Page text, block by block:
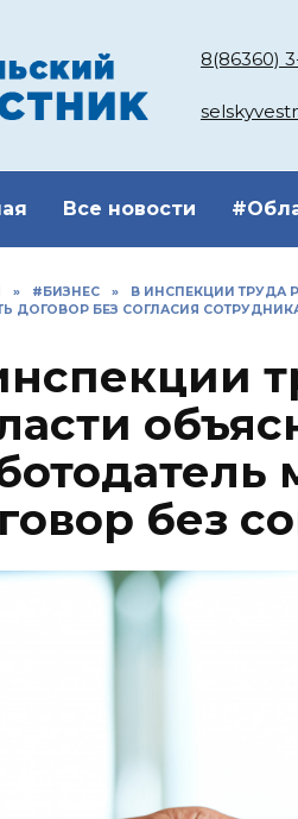
8(86360)
Все новости
» #БИЗНЕС »
В ИНСПЕКЦИИ ТРУДА
ДОГОВОР БЕЗ СОГЛАСИЯ
без